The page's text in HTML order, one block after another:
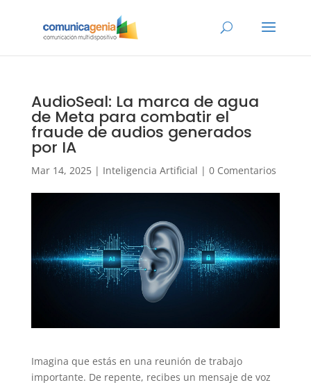
AudioSeal: La marca de agua
de Meta para combatir el
fraude de audios generados
por IA
Mar 14, 2025| Inteligencia Artificial | 0 Comentarios
Imagina que estás en una reunión de trabajo
importante. De repente, recibes un mensaje de voz